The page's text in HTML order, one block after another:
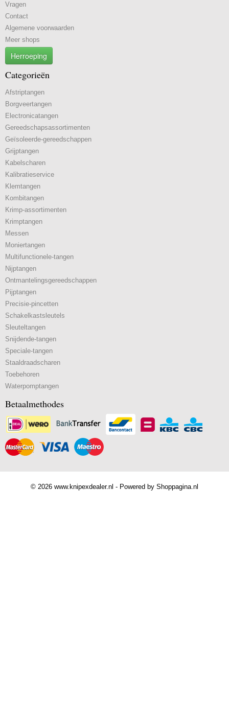
Vragen
Contact
Algemene voorwaarden
Meer shops
Herroeping
Categorieën
Afstriptangen
Borgveertangen
Electronicatangen
Gereedschapsassortimenten
Geïsoleerde-gereedschappen
Grijptangen
Kabelscharen
Kalibratieservice
Klemtangen
Kombitangen
Krimp-assortimenten
Krimptangen
Messen
Moniertangen
Multifunctionele-tangen
Nijptangen
Ontmantelingsgereedschappen
Pijptangen
Precisie-pincetten
Schakelkastsleutels
Sleuteltangen
Snijdende-tangen
Speciale-tangen
Staaldraadscharen
Toebehoren
Waterpomptangen
Betaalmethodes
© 2026 www.knipexdealer.nl - Powered by Shoppagina.nl